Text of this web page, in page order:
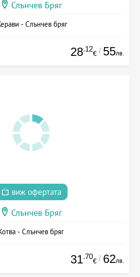
Слънчев Бряг
- Слънчев бряг
28.12
€ / 55лв.
виж офертата
Слънчев Бряг
- Слънчев бряг
31.70
€ / 62лв.